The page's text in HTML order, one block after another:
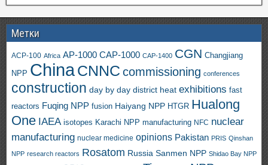
Метки
ACP-100 Africa AP-1000 CAP-1000 CAP-1400 CGN Changjiang
NPP ChinaCNNC commissioning conferences
construction day by day district heat exhibitions fast
reactors Fuqing NPP fusion Haiyang NPP HTGR Hualong
One IAEA isotopes Karachi NPP manufacturing NFC nuclear
manufacturing nuclear medicine opinions Pakistan PRIS Qinshan
NPP research reactors Rosatom Russia Sanmen NPP Shidao Bay NPP